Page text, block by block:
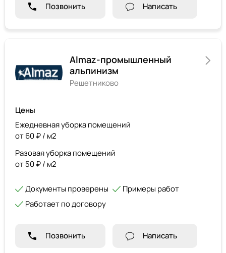
Позвонить Написать
Almaz-промышленный
альпинизм
Решетниково
Цены
Ежедневная уборка помещений
от 60 ₽ / м2
Разовая уборка помещений
от 50 ₽ / м2
Документы проверены
Примеры работ
Работает по договору
Позвонить Написать